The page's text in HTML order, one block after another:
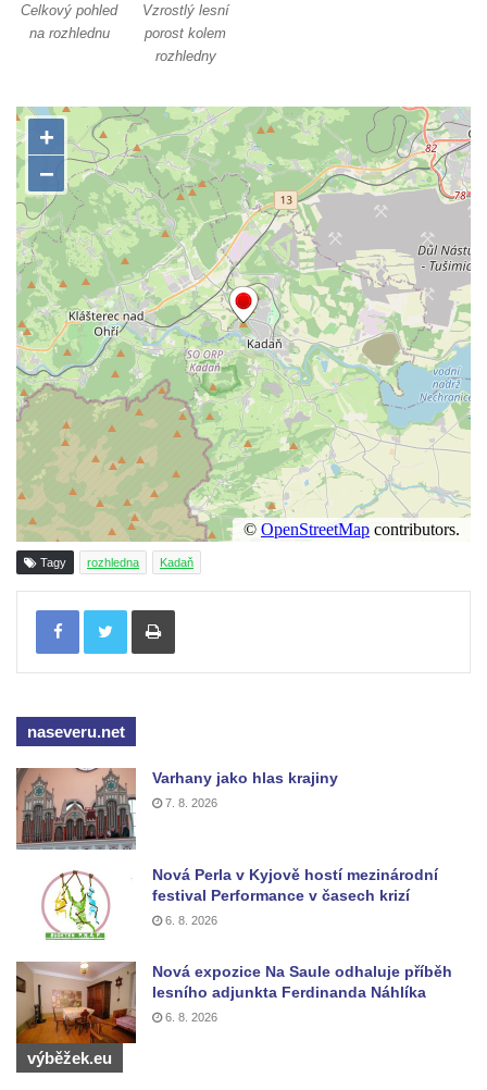
Rozhledna Strážný vrch
Rozhledna Klínovec
Rozhledna Hamelika
Rozhledna Jeřabina
Rozhledna Erbenova vyhlídka v Ústí nad
Labem
Rozhledna Krudum
Czorneboh – polorozhledna
Rozhledna Blatenský vrch
Rozhledna Vochlice u Lubence
Rozhledna Strážný vrch u Merboltic
Rozhledna Kohout u Valkeřic
Rozhledna na Svatém vrchu v Kadani
Hlavatice – vyhlídka nebo rozhledna…?
Cimrmanova nejnižší rozhledna na světě v
Nouzově
Rozhledna Varhošť u Litoměřic
Rozhledna Ungerberg (Prinz-Georg-Turm)
Rozhledna Prinz-Friedrich-August-Turm
Frotzelova rozhledna u Ejmovy chaty na
Stříbrníku
Vyhlídka Belvedér
Rozhledna na Skřivánčím vrchu u Málkova
Rozhledna Schlechteberg
Rozhledna Tanečnice
Rozhledna Weifberg
Rozhledna Na Stráži (Sloup v Čechách)
Rozhledna Diana v Karlových Varech
Rozhledna Vlčí hora
Celkový pohled
na rozhlednu
Vzrostlý lesní
porost kolem
rozhledny
Tagy rozhledna Kadaň
Tisknout
naseveru.net
Varhany jako hlas krajiny
7. 8. 2026
Nová Perla v Kyjově hostí mezinárodní
festival Performance v časech krizí
6. 8. 2026
Nová expozice Na Saule odhaluje příběh
lesního adjunkta Ferdinanda Náhlíka
6. 8. 2026
výběžek.eu